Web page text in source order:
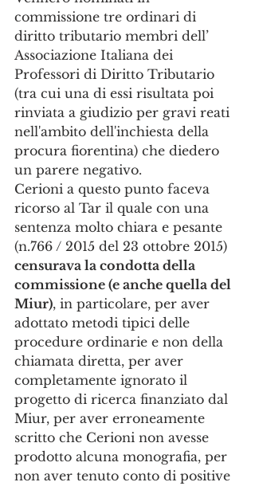
commissione tre ordinari di
diritto tributario membri dell’
Associazione Italiana dei
Professori di Diritto Tributario
(tra cui una di essi risultata poi
rinviata a giudizio per gravi reati
nell'ambito dell'inchiesta della
procura fiorentina) che diedero
un parere negativo.
Cerioni a questo punto faceva
ricorso al Tar il quale con una
sentenza molto chiara e pesante
(n.766 / 2015 del 23 ottobre 2015)
censurava la condotta della
commissione (e anche quella del
Miur), in particolare, per aver
adottato metodi tipici delle
procedure ordinarie e non della
chiamata diretta, per aver
completamente ignorato il
progetto di ricerca finanziato dal
Miur, per aver erroneamente
scritto che Cerioni non avesse
prodotto alcuna monografia, per
non aver tenuto conto di positive